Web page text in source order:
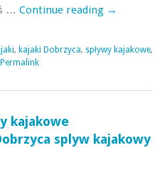
… Continue reading →
, kajaki Dobrzyca, spływy kajakowe,
Permalink
kajakowe
splyw kajakowy